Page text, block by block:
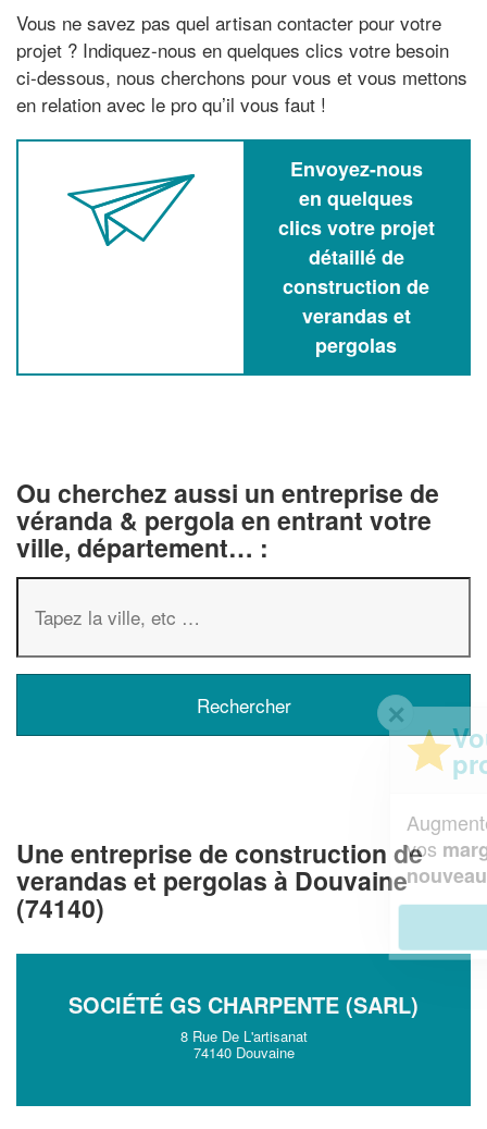
Vous ne savez pas quel artisan contacter pour votre
projet ? Indiquez-nous en quelques clics votre besoin
ci-dessous, nous cherchons pour vous et vous mettons
en relation avec le pro qu’il vous faut !
Envoyez-nous
en quelques
clics votre projet
détaillé de
construction de
verandas et
pergolas
Ou cherchez aussi un entreprise de
véranda & pergola en entrant votre
ville, département… :
Une entreprise de construction de
verandas et pergolas à Douvaine
(74140)
SOCIÉTÉ GS CHARPENTE (SARL)
8 Rue De L'artisanat
74140 Douvaine
Vous êtes un
chiffre d'affaireset
vosmargestout en gagnant de
nouveaux clients!